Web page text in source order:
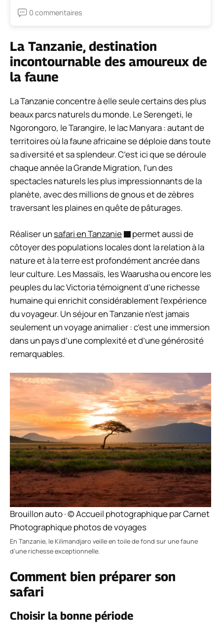
0 commentaires
La Tanzanie, destination
incontournable des amoureux de
la faune
La Tanzanie concentre à elle seule certains des plus
beaux parcs naturels du monde. Le Serengeti, le
Ngorongoro, le Tarangire, le lac Manyara : autant de
territoires où la faune africaine se déploie dans toute
sa diversité et sa splendeur. C’est ici que se déroule
chaque année la Grande Migration, l’un des
spectacles naturels les plus impressionnants de la
planète, avec des millions de gnous et de zèbres
traversant les plaines en quête de pâturages.
Réaliser unsafari en Tanzanie
permet aussi de
côtoyer des populations locales dont la relation à la
nature et à la terre est profondément ancrée dans
leur culture. Les Massaïs, les Waarusha ou encore les
peuples du lac Victoria témoignent d’une richesse
humaine qui enrichit considérablement l’expérience
du voyageur. Un séjour en Tanzanie n’est jamais
seulement un voyage animalier : c’est une immersion
dans un pays d’une complexité et d’une générosité
remarquables.
Brouillon auto · © Accueil photographique par Carnet
Photographique photos de voyages
En Tanzanie, le Kilimandjaro veille en toile de fond sur une faune
d’une richesse exceptionnelle.
Comment bien préparer son
safari
Choisir la bonne période